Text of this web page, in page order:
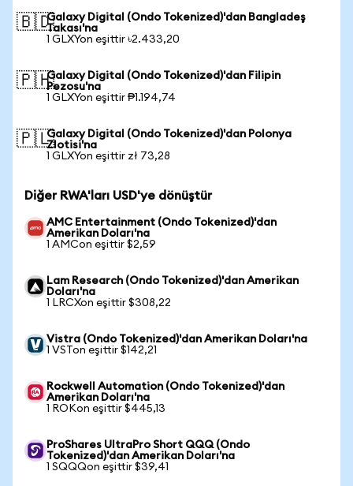
🇧🇩Galaxy Digital (Ondo Tokenized)'dan Bangladeş
Takası'na
1 GLXYon eşittir ৳2.433,20
🇵🇭Galaxy Digital (Ondo Tokenized)'dan Filipin
Pezosu'na
1 GLXYon eşittir ₱1.194,74
🇵🇱Galaxy Digital (Ondo Tokenized)'dan Polonya
Zlotisi'na
1 GLXYon eşittir zł 73,28
Diğer RWA'ları USD'ye dönüştür
AMC Entertainment (Ondo Tokenized)'dan
Amerikan Doları'na
1 AMCon eşittir $2,59
Lam Research (Ondo Tokenized)'dan Amerikan
Doları'na
1 LRCXon eşittir $308,22
Vistra (Ondo Tokenized)'dan Amerikan Doları'na
1 VSTon eşittir $142,21
Rockwell Automation (Ondo Tokenized)'dan
Amerikan Doları'na
1 ROKon eşittir $445,13
ProShares UltraPro Short QQQ (Ondo
Tokenized)'dan Amerikan Doları'na
1 SQQQon eşittir $39,41